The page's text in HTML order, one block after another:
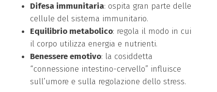
Difesa immunitaria: ospita gran parte delle
cellule del sistema immunitario.
Equilibrio metabolico: regola il modo in cui
il corpo utilizza energia e nutrienti.
Benessere emotivo: la cosiddetta
“connessione intestino-cervello” influisce
sull’umore e sulla regolazione dello stress.